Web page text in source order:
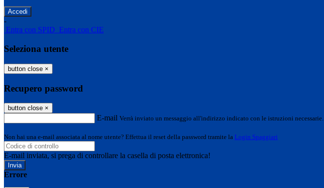
-
Entra con SPID Entra con CIE
Seleziona utente
button close ×
Recupero password
button close ×
E-mail Verrà inviato un messaggio all'indirizzo indicato con le istruzioni necessarie.
Non hai una e-mail associata al nome utente? Effettua il reset della password tramite la Login Spaggiari
E-mail inviata, si prega di controllare la casella di posta elettronica!
Errore